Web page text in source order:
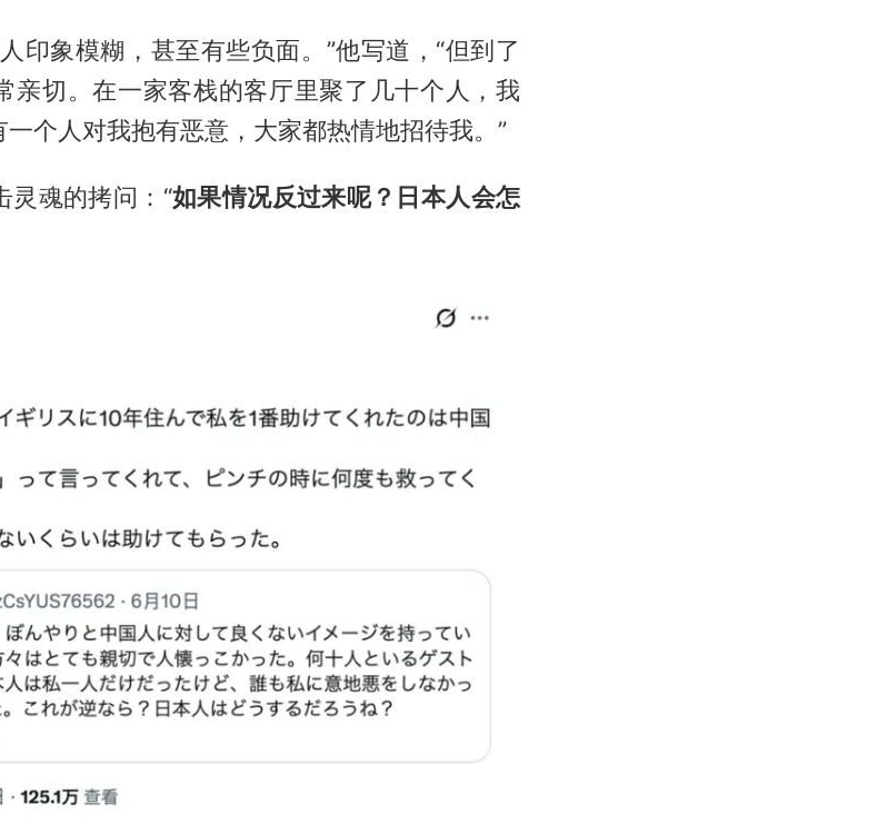
印象模糊，甚至有些负面。”他写道，“但到了
亲切。在一家客栈的客厅里聚了几十个人，我
个人对我抱有恶意，大家都热情地招待我。”
灵魂的拷问：“如果情况反过来呢？日本人会怎